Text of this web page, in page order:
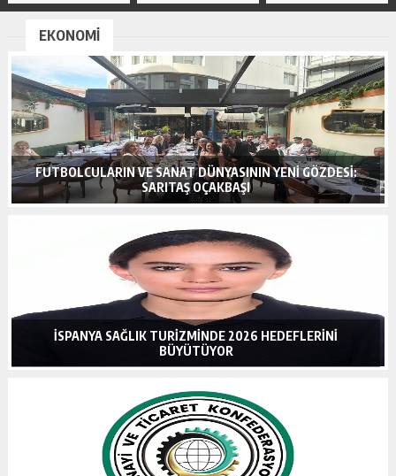
EKONOMİ
FUTBOLCULARIN VE SANAT DÜNYASININ YENI GÖZDESI:
SARITAŞ OÇAKBAŞI
İSPANYA SAĞLIK TURIZMINDE 2026 HEDEFLERINI
BÜYÜTÜYOR